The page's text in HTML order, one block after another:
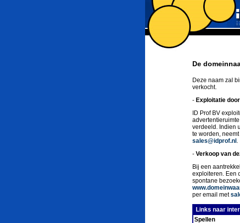
De
Deze naam zal
verkocht.
- Exploitatie
ID Prof BV
verdeeld. Indien
te worden,
sales@idprof.nl .
- Verkoop van
Bij een
exploiteren. Een
spontane
per email met
Links naar
Spellen